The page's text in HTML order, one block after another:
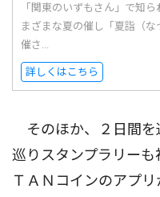
「関東のいずもさん」で知
まざまな夏の催し「夏詣（
催さ...
詳しくはこちら
そのほか、２日間を
巡りスタンプラリー
ＴＡＮコインのアプ